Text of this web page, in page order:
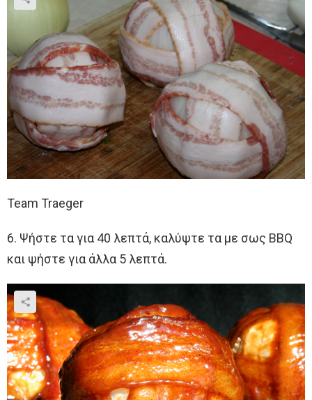
Team Traeger
6. Ψήστε τα για 40 λεπτά, καλύψτε τα με σως BBQ
και ψήστε για άλλα 5 λεπτά.